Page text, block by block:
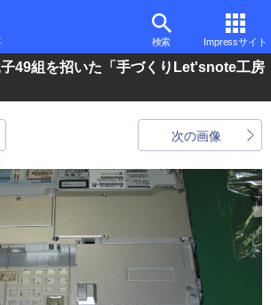
検索 Impressサイト
49組を招いた「手づくりLet'snote工房
次の画像